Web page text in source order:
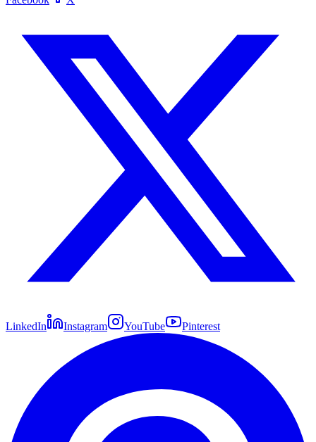
LinkedIn Instagram YouTube Pinterest